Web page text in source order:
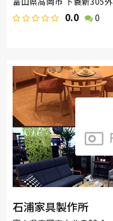
0.0 0
石浦家具製作所